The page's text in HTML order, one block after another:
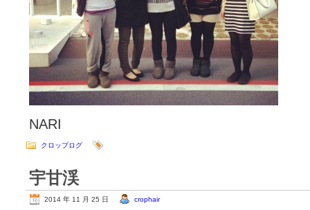
NARI
クロップログ
宇甘渓
2014 年 11 月 25 日 crophair